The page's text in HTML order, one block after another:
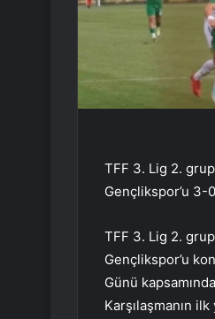
TFF 3. Lig 2.
Gençlikspor’u 3-
TFF 3. Lig 2.
Gençlikspor’u
Günü
Karşılaşmanın